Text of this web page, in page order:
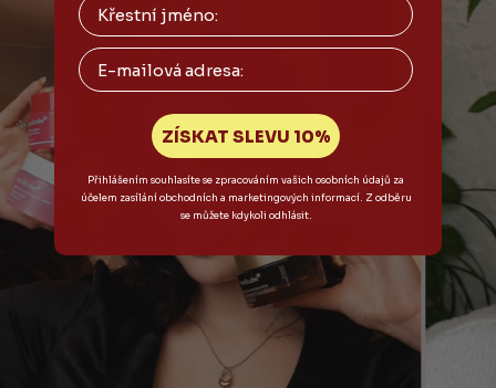
Email
ZÍSKAT SLEVU 10%
Přihlášením souhlasíte se zpracováním vašich osobních údajů za
účelem zasílání obchodních a marketingových informací. Z odběru
se můžete kdykoli odhlásit.